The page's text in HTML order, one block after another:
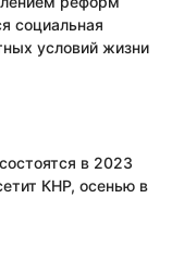
социальная
условий жизни
в 2023
КНР, осенью в